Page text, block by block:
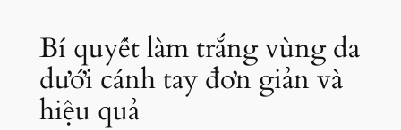
Bí quyết làm trắng vùng da
dưới cánh tay đơn giản và
hiệu quả